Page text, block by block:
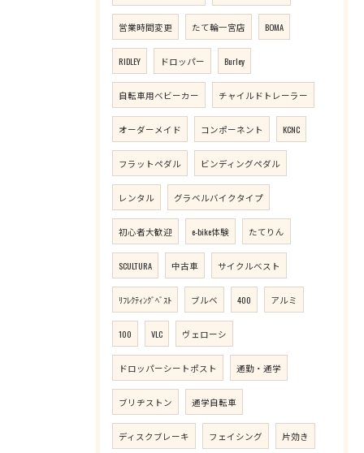
営業時間変更 たて輪一宮店 BOMA
RIDLEY ドロッパー Burley
自転車用ベビーカー チャイルドトレーラー
オーダーメイド コンポーネント KCNC
フラットペダル ビンディングペダル
レンタル グラベルバイクタイプ
初心者大歓迎 e-bike体験 たてりん
SCULTURA 中古車 サイクルベスト
ﾘﾌﾚｸﾃｨﾝｸﾞﾍﾞｽﾄ ブルベ 400 アルミ
100 VLC ヴェローシ
ドロッパーシートポスト 通勤・通学
ブリヂストン 通学自転車
ディスクブレーキ フェイシング 片効き